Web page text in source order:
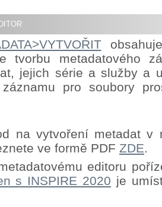
tvorbu metadatového
jejich série a služby a
záznamu pro soubory
na vytvoření metadat v
ve formě PDF ZDE.
editoru
s INSPIRE 2020 je